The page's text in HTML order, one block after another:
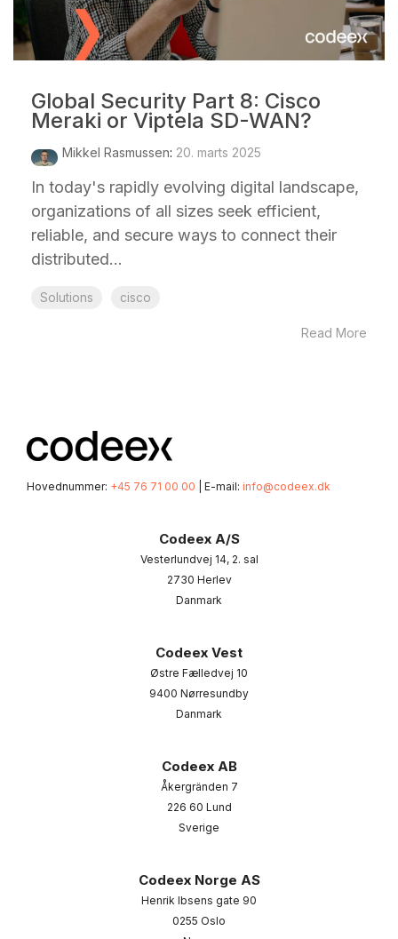
Global Security Part 8: Cisco
Meraki or Viptela SD-WAN?
Mikkel Rasmussen: 20. marts 2025
In today's rapidly evolving digital landscape,
organizations of all sizes seek efficient,
reliable, and secure ways to connect their
distributed...
Solutions cisco
Read More
Hovednummer: +45 76 71 00 00 | E-mail: info@codeex.dk
Codeex A/S
Vesterlundvej 14, 2. sal
2730 Herlev
Danmark
Codeex Vest
Østre Fælledvej 10
9400 Nørresundby
Danmark
Codeex AB
Åkergränden 7
226 60 Lund
Sverige
Codeex Norge AS
Henrik Ibsens gate 90
0255 Oslo